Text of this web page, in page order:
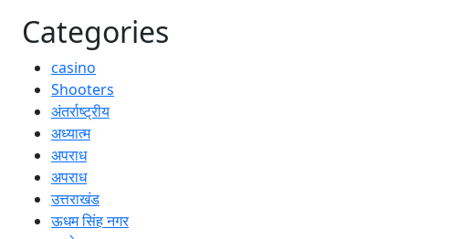
Categories
casino
Shooters
अंतर्राष्ट्रीय
अध्यात्म
अपराध
अपराध
उत्तराखंड
ऊधम सिंह नगर